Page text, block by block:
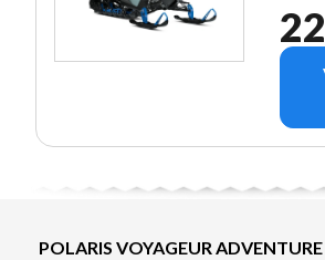
POLARIS VOYAGEUR